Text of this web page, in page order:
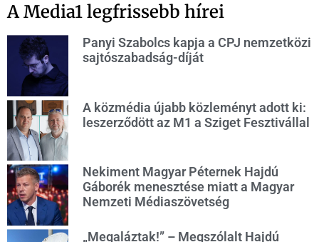
A Media1 legfrissebb hírei
Panyi Szabolcs kapja a CPJ nemzetközi
sajtószabadság-díját
A közmédia újabb közleményt adott ki:
leszerződött az M1 a Sziget Fesztivállal
Nekiment Magyar Péternek Hajdú
Gáborék menesztése miatt a Magyar
Nemzeti Médiaszövetség
„Megaláztak!” – Megszólalt Hajdú